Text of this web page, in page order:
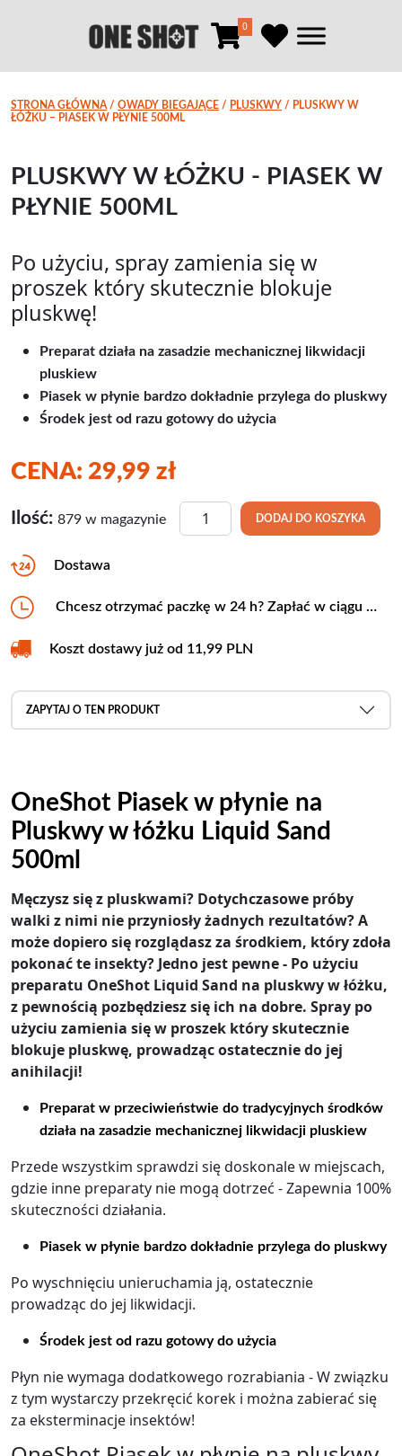
0
STRONA GŁÓWNA / OWADY BIEGAJĄCE / PLUSKWY / PLUSKWY W
ŁÓŻKU – PIASEK W PŁYNIE 500ML
PLUSKWY W ŁÓŻKU - PIASEK W
PŁYNIE 500ML
Po użyciu, spray zamienia się w
proszek który skutecznie blokuje
pluskwę!
Preparat działa na zasadzie mechanicznej likwidacji
pluskiew
Piasek w płynie bardzo dokładnie przylega do pluskwy
Środek jest od razu gotowy do użycia
CENA: 29,99 zł
Ilość: 879 w magazynie ilość Pluskwy w łóżku - Piasek w
DODAJ DO KOSZYKA
Dostawa
Chcesz otrzymać paczkę w 24 h? Zapłać w ciągu …
Koszt dostawy już od 11,99 PLN
ZAPYTAJ O TEN PRODUKT
OneShot Piasek w płynie na
Pluskwy w łóżku Liquid Sand
500ml
Męczysz się z pluskwami? Dotychczasowe próby
walki z nimi nie przyniosły żadnych rezultatów? A
może dopiero się rozglądasz za środkiem, który zdoła
pokonać te insekty? Jedno jest pewne - Po użyciu
preparatu OneShot Liquid Sand na pluskwy w łóżku,
z pewnością pozbędziesz się ich na dobre. Spray po
użyciu zamienia się w proszek który skutecznie
blokuje pluskwę, prowadząc ostatecznie do jej
anihilacji!
Preparat w przeciwieństwie do tradycyjnych środków
działa na zasadzie mechanicznej likwidacji pluskiew
Przede wszystkim sprawdzi się doskonale w miejscach,
gdzie inne preparaty nie mogą dotrzeć - Zapewnia 100%
skuteczności działania.
Piasek w płynie bardzo dokładnie przylega do pluskwy
Po wyschnięciu unieruchamia ją, ostatecznie
prowadząc do jej likwidacji.
Środek jest od razu gotowy do użycia
Płyn nie wymaga dodatkowego rozrabiania - W związku
z tym wystarczy przekręcić korek i można zabierać się
za eksterminacje insektów!